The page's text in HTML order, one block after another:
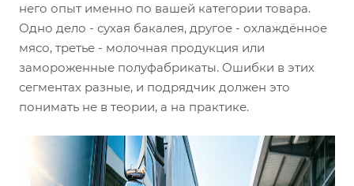
него опыт именно по вашей категории товара.
Одно дело - сухая бакалея, другое - охлаждённое
мясо, третье - молочная продукция или
замороженные полуфабрикаты. Ошибки в этих
сегментах разные, и подрядчик должен это
понимать не в теории, а на практике.